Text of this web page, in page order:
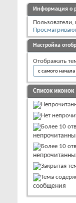
Информация о
Настройка
Отображать
Список иконок
сообщения